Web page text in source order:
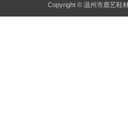
Copyright © 温州市鹿艺鞋